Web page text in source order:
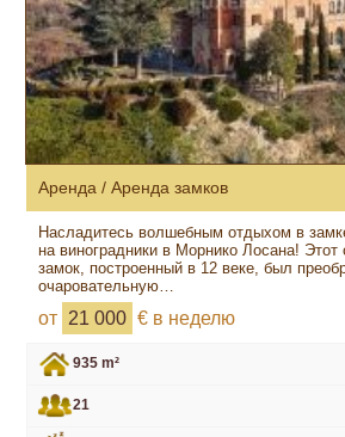
Аренда / Аренда замков
Насладитесь волшебным отдыхом в
на виноградники в Морнико Лосана! Этот
замок, построенный в 12 веке, был
очаровательную…
от 21 000 € в неделю
935 m²
21